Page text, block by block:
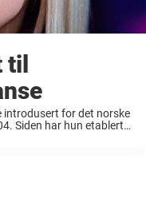
introdusert for det norske
Siden har hun etablert